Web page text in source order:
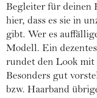
Begleiter für deinen
hier, dass es sie in
gibt. Wer es
Modell. Ein
rundet den Look
Besonders gut
bzw. Haarband